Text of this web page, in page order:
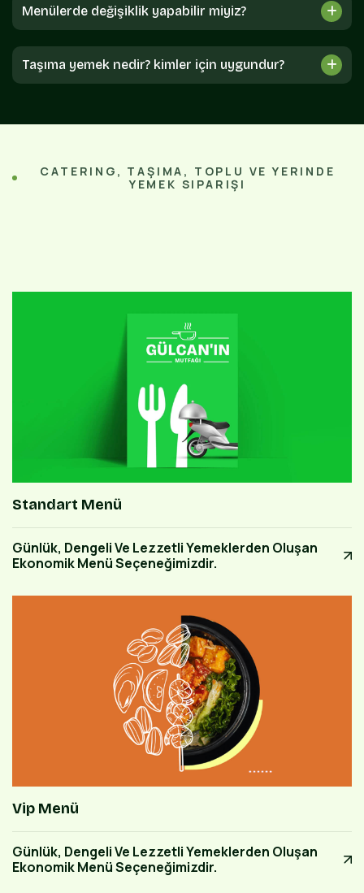
Menülerde değişiklik yapabilir miyiz?
Taşıma yemek nedir? kimler için uygundur?
CATERING, TAŞIMA, TOPLU VE YERINDE
YEMEK SIPARIŞI
Standart Menü
Günlük, Dengeli Ve Lezzetli Yemeklerden Oluşan
Ekonomik Menü Seçeneğimizdir.
Vip Menü
Günlük, Dengeli Ve Lezzetli Yemeklerden Oluşan
Ekonomik Menü Seçeneğimizdir.